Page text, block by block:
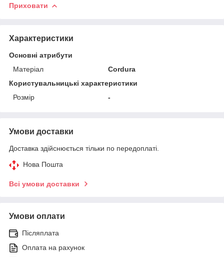
Приховати
Характеристики
Основні атрибути
Матеріал
Cordura
Користувальницькі характеристики
Розмір
-
Умови доставки
Доставка здійснюється тільки по передоплаті.
Нова Пошта
Всі умови доставки
Умови оплати
Післяплата
Оплата на рахунок